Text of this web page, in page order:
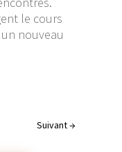
le cours
nouveau
Suivant→